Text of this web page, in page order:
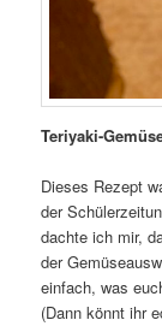
Teriyaki-
Dieses Rezept
der
dachte ich mir,
der
einfach, was
(Dann könnt ihr